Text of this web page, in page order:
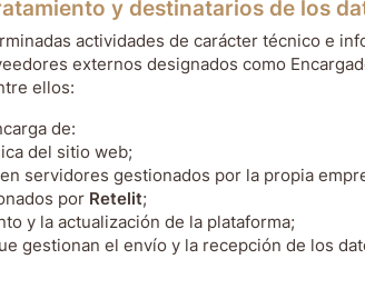
y destinatarios de los
actividades de carácter técnico e
externos designados como
ellos:
de:
del sitio web;
servidores gestionados por la propia
por Retelit;
y la actualización de la plataforma;
gestionan el envío y la recepción de los